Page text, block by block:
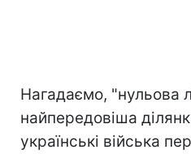
Нагадаємо, "нульова
найпередовіша
українські війська